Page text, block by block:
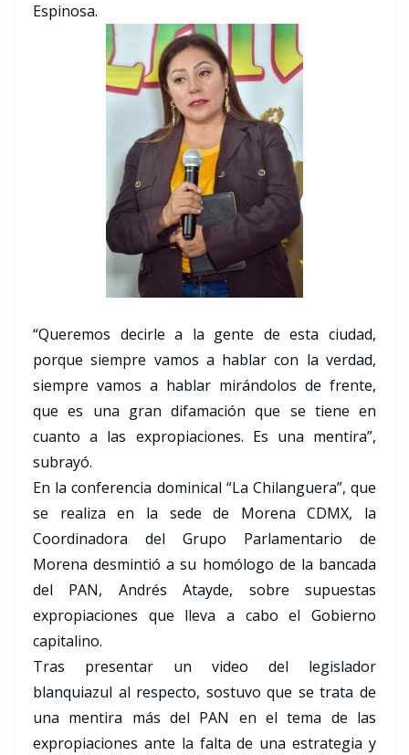
Espinosa.
“Queremos decirle a la gente de esta ciudad,
porque siempre vamos a hablar con la verdad,
siempre vamos a hablar mirándolos de frente,
que es una gran difamación que se tiene en
cuanto a las expropiaciones. Es una mentira”,
subrayó.
En la conferencia dominical “La Chilanguera”, que
se realiza en la sede de Morena CDMX, la
Coordinadora del Grupo Parlamentario de
Morena desmintió a su homólogo de la bancada
del PAN, Andrés Atayde, sobre supuestas
expropiaciones que lleva a cabo el Gobierno
capitalino.
Tras presentar un video del legislador
blanquiazul al respecto, sostuvo que se trata de
una mentira más del PAN en el tema de las
expropiaciones ante la falta de una estrategia y